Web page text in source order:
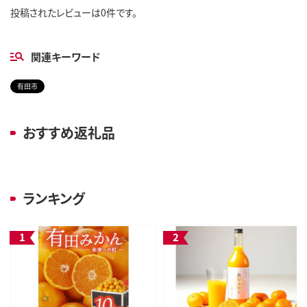
投稿されたレビューは0件です。
関連キーワード
有田市
おすすめ返礼品
ランキング